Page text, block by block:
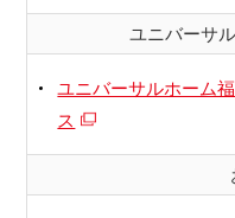
ユニバーサ
ユニバーサルホーム
ス